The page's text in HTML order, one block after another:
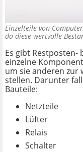
Einzelteile von
da diese wertvolle
Es gibt Restposten-
einzelne
um sie anderen zur
stellen. Darunter
Bauteile:
Netzteile
Lüfter
Relais
Schalter